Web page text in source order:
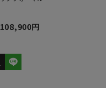
108,900円